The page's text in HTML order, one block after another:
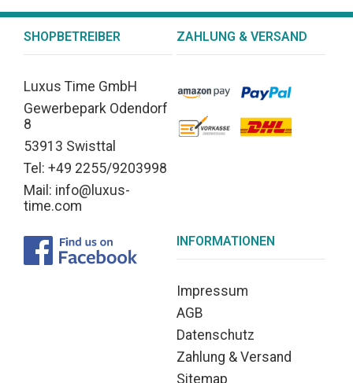
SHOPBETREIBER
Luxus Time GmbH
Gewerbepark Odendorf
8
53913 Swisttal
Tel: +49 2255/9203998
Mail: info@luxus-
time.com
ZAHLUNG & VERSAND
INFORMATIONEN
Impressum
AGB
Datenschutz
Zahlung & Versand
Sitemap